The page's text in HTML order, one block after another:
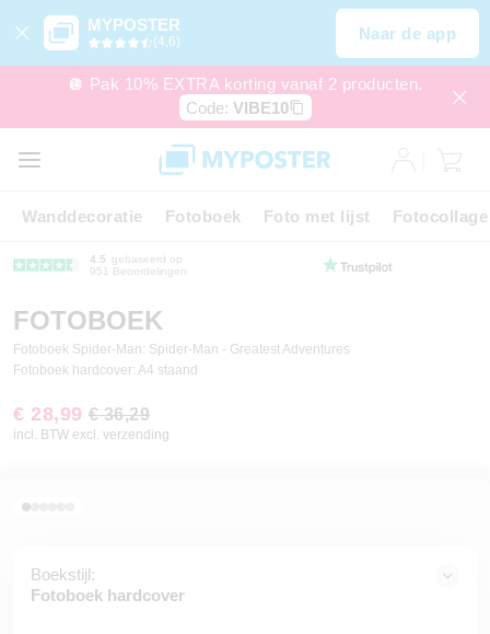
MYPOSTER
(4,6) Naar de app
🪩 Pak 10% EXTRA korting vanaf 2 producten.
Code: VIBE10
Wanddecoratie Fotoboek Foto met lijst Fotocollage
4.5
gebaseerd op
951 Beoordelingen
FOTOBOEK
Fotoboek Spider-Man: Spider-Man - Greatest Adventures
Fotoboek hardcover: A4 staand
€ 28,99 € 36,29
incl. BTW excl. verzending
Boekstijl:
Fotoboek hardcover